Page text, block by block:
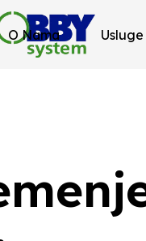
O Nama Usluge
/ Page 7